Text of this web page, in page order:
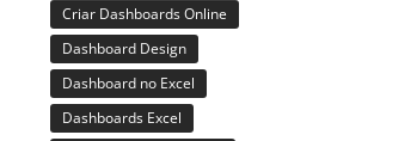
Criar Dashboards Online
Dashboard Design
Dashboard no Excel
Dashboards Excel